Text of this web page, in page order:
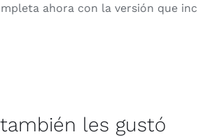
ahora con la versión que
les gustó